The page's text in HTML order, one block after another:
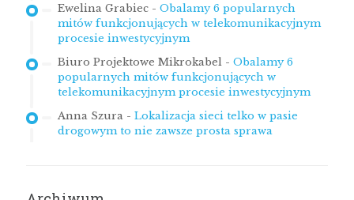
Ewelina Grabiec - Obalamy 6 popularnych
mitów funkcjonujących w telekomunikacyjnym
procesie inwestycyjnym
Biuro Projektowe Mikrokabel - Obalamy 6
popularnych mitów funkcjonujących w
telekomunikacyjnym procesie inwestycyjnym
Anna Szura - Lokalizacja sieci telko w pasie
drogowym to nie zawsze prosta sprawa